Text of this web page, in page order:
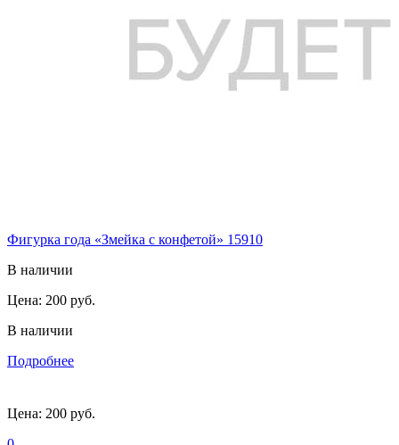
Фигурка года «Змейка с конфетой» 15910
В наличии
Цена: 200 руб.
В наличии
Подробнее
Цена: 200 руб.